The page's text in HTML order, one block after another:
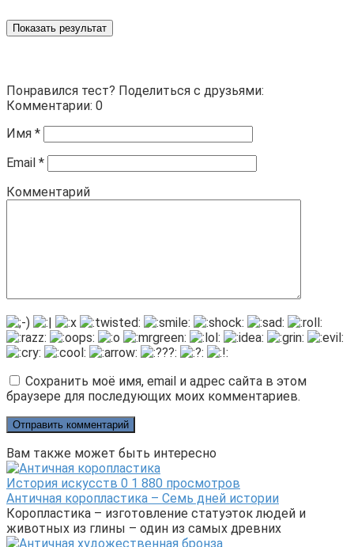
Показать результат
Понравился тест? Поделиться с друзьями:
Комментарии: 0
Имя *
Email *
Комментарий
Сохранить моё имя, email и адрес сайта в этом
браузере для последующих моих комментариев.
Вам также может быть интересно
История искусств 0 1 880 просмотров
Античная коропластика – Семь дней истории
Коропластика – изготовление статуэток людей и
животных из глины – один из самых древних